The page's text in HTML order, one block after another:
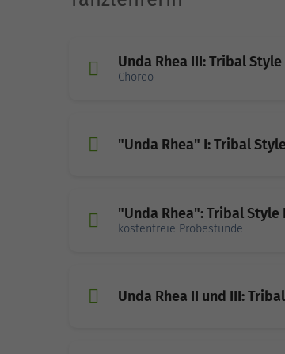
Unda Rhea III: Tribal
Choreo
"Unda Rhea" I: Tribal
"Unda Rhea": Tribal Style
kostenfreie Probestunde
Unda Rhea II und III: